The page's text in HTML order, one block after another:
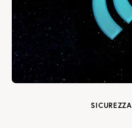
SICUREZZA